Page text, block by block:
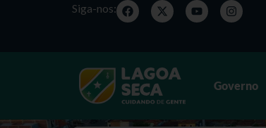
Siga-nos:
Governo